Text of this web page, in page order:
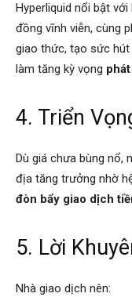
Hyperliquid nổi bật
đồng vĩnh viễn, cùng
giao thức, tạo sức hút
làm tăng kỳ vọng
4. Triển
Dù giá chưa bùng nổ,
địa tăng trưởng nhờ
đòn bẩy giao dịch
5. Lời
Nhà giao dịch nên: